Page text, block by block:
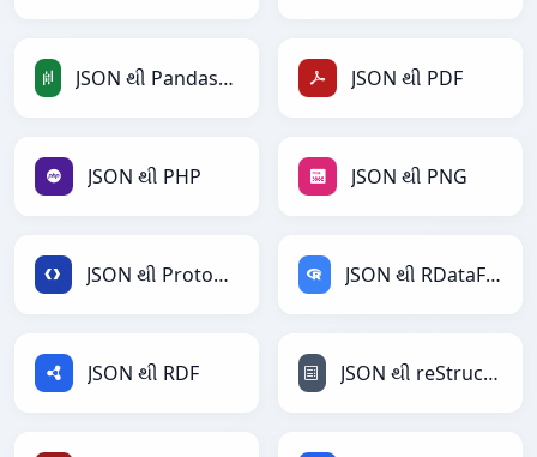
JSON થી PandasDataFrame JSON થી PDF
JSON થી PHP JSON થી PNG
JSON થી Protobuf JSON થી RDataFrame
JSON થી RDF JSON થી reStructuredText